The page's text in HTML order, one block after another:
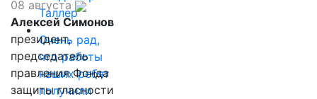
Таллер
Очень рад,
что работы
наших ребят
получили
08 августа
Алексей Симонов
президент,
председатель
правления Фонда
защиты гласности